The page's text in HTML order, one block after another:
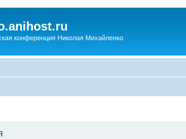
конференция Николая Михайленко